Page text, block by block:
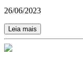
26/06/2023
Leia mais